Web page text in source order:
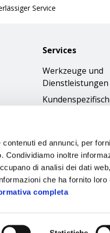
ed annunci, per
Condividiamo inoltre
di analisi dei dati
che ha fornito
completa
Service
Services
Werkzeuge und
Dienstleistungen
Bilder-Download